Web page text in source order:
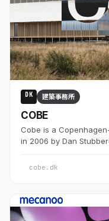
DK 建築事務所
COBE
Cobe is a
in 2006 by Dan
cobe.dk